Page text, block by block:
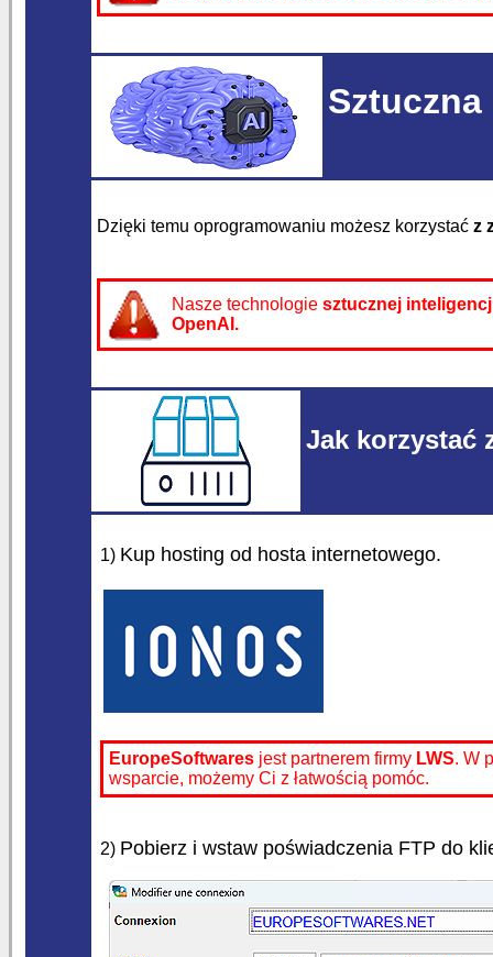
Dzięki temu oprogramowaniu możesz korzystać z
Nasze technologie sztucznej
OpenAI.
Jak korzystać
1) Kup hosting od hosta internetowego.
EuropeSoftwares jest partnerem firmy LWS. W
wsparcie, możemy Ci z łatwością pomóc.
2) Pobierz i wstaw poświadczenia FTP do